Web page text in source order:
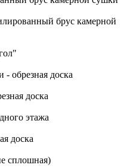
брус камерной
- обрезная доска
доска
этажа
доска
сплошная)